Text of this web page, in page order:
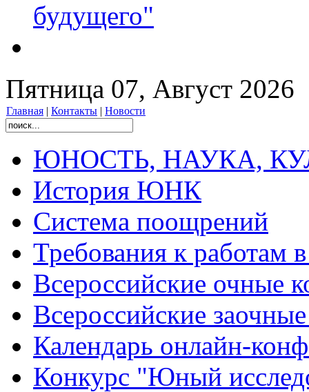
будущего"
Пятница 07, Август 2026
Главная | Контакты | Новости
ЮНОСТЬ, НАУКА,
История ЮНК
Система поощрений
Требования к работам
Всероссийские очные
Всероссийские
Календарь онлайн-
Конкурс "Юный